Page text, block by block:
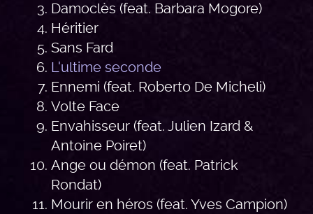
Damoclès (feat. Barbara Mogore)
Héritier
Sans Fard
L'ultime seconde
Ennemi (feat. Roberto De Micheli)
Volte Face
Envahisseur (feat. Julien Izard &
Antoine Poiret)
Ange ou démon (feat. Patrick
Rondat)
Mourir en héros (feat. Yves Campion)